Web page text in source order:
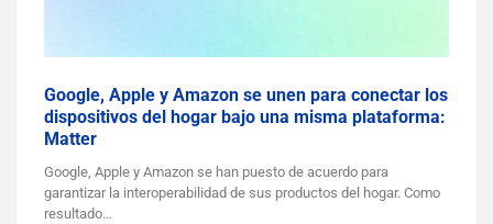
Google, Apple y Amazon se unen para conectar los
dispositivos del hogar bajo una misma plataforma:
Matter
Google, Apple y Amazon se han puesto de acuerdo para
garantizar la interoperabilidad de sus productos del hogar. Como
resultado…